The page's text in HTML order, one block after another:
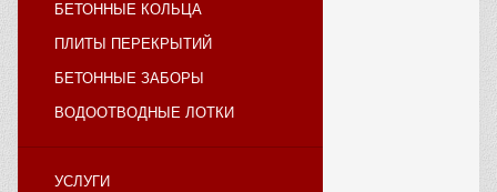
БЕТОННЫЕ КОЛЬЦА
ПЛИТЫ ПЕРЕКРЫТИЙ
БЕТОННЫЕ ЗАБОРЫ
ВОДООТВОДНЫЕ ЛОТКИ
УСЛУГИ